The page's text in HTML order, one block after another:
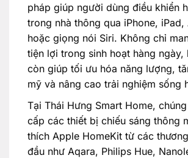
pháp giúp người dùng điều khiển
trong nhà thông qua iPhone, iPad,
hoặc giọng nói Siri. Không chỉ
tiện lợi trong sinh hoạt hàng ngày,
còn giúp tối ưu hóa năng lượng,
mỹ và nâng cao trải nghiệm sống
Tại Thái Hưng Smart Home,
cấp các thiết bị chiếu sáng thông
thích Apple HomeKit từ các
đầu như Aqara, Philips Hue,